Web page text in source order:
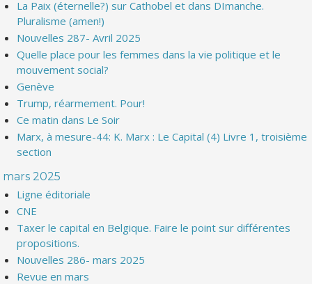
La Paix (éternelle?) sur Cathobel et dans DImanche.
Pluralisme (amen!)
Nouvelles 287- Avril 2025
Quelle place pour les femmes dans la vie politique et le
mouvement social?
Genève
Trump, réarmement. Pour!
Ce matin dans Le Soir
Marx, à mesure-44: K. Marx : Le Capital (4) Livre 1, troisième
section
mars 2025
Ligne éditoriale
CNE
Taxer le capital en Belgique. Faire le point sur différentes
propositions.
Nouvelles 286- mars 2025
Revue en mars